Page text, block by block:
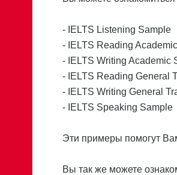
- IELTS Listening Sample
- IELTS Reading
- IELTS Writing Academic
- IELTS Reading General
- IELTS Writing General
- IELTS Speaking Sample
Эти примеры помогут
Вы так же можете